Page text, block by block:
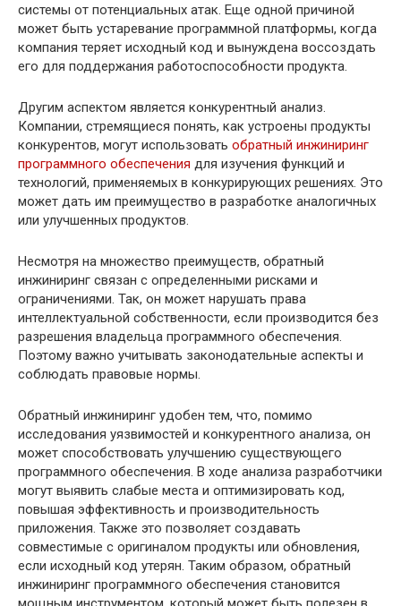
системы от потенциальных атак. Еще одной причиной
может быть устаревание программной платформы, когда
компания теряет исходный код и вынуждена воссоздать
его для поддержания работоспособности продукта.
Другим аспектом является конкурентный анализ.
Компании, стремящиеся понять, как устроены продукты
конкурентов, могут использовать обратный инжиниринг
программного обеспечения для изучения функций и
технологий, применяемых в конкурирующих решениях. Это
может дать им преимущество в разработке аналогичных
или улучшенных продуктов.
Несмотря на множество преимуществ, обратный
инжиниринг связан с определенными рисками и
ограничениями. Так, он может нарушать права
интеллектуальной собственности, если производится без
разрешения владельца программного обеспечения.
Поэтому важно учитывать законодательные аспекты и
соблюдать правовые нормы.
Обратный инжиниринг удобен тем, что, помимо
исследования уязвимостей и конкурентного анализа, он
может способствовать улучшению существующего
программного обеспечения. В ходе анализа разработчики
могут выявить слабые места и оптимизировать код,
повышая эффективность и производительность
приложения. Также это позволяет создавать
совместимые с оригиналом продукты или обновления,
если исходный код утерян. Таким образом, обратный
инжиниринг программного обеспечения становится